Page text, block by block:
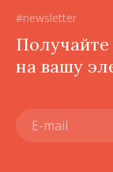
#newsletter
на вашу